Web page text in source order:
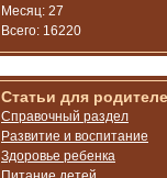
Месяц: 27
Всего: 16220
Статьи для
Справочный раздел
Развитие и воспитание
Здоровье ребенка